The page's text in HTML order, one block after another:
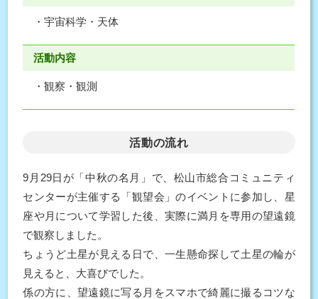
・宇宙科学・天体
活動内容
・観察・観測
活動の流れ
9月29日が「中秋の名月」で、松山市総合コミュニティ
センターが主催する「観望会」のイベントに参加し、星
座や月について学習した後、実際に満月を専用の望遠鏡
で観察しました。
ちょうど土星が見える日で、一生懸命探して土星の輪が
見えると、大喜びでした。
係の方に、望遠鏡に写る月をスマホで綺麗に撮るコツな